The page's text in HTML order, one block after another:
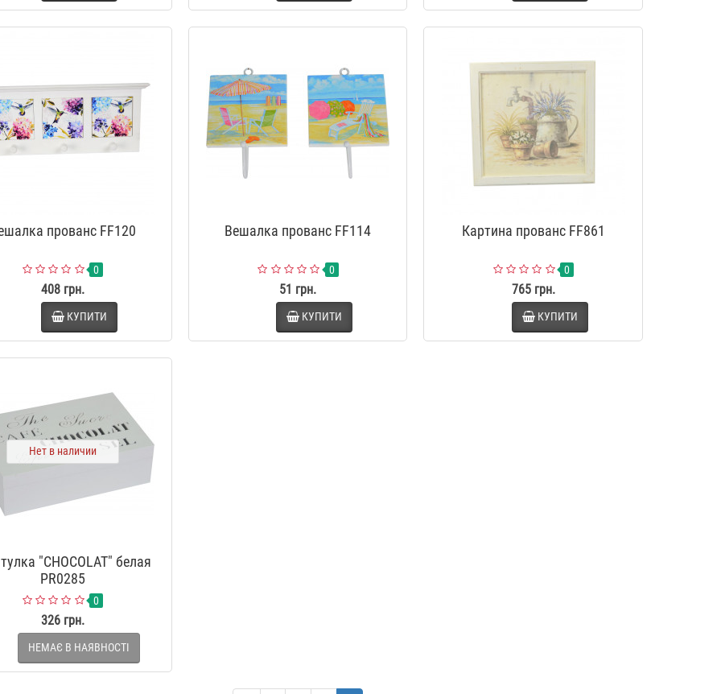
прованс FF120
0
408 грн.
КУПИТИ
Вешалка прованс FF114
0
51 грн.
КУПИТИ
Картина прованс FF861
0
765 грн.
КУПИТИ
Нет в наличии
"CHOCOLAT" белая
PR0285
0
326 грн.
НЕМАЄ В НАЯВНОСТІ